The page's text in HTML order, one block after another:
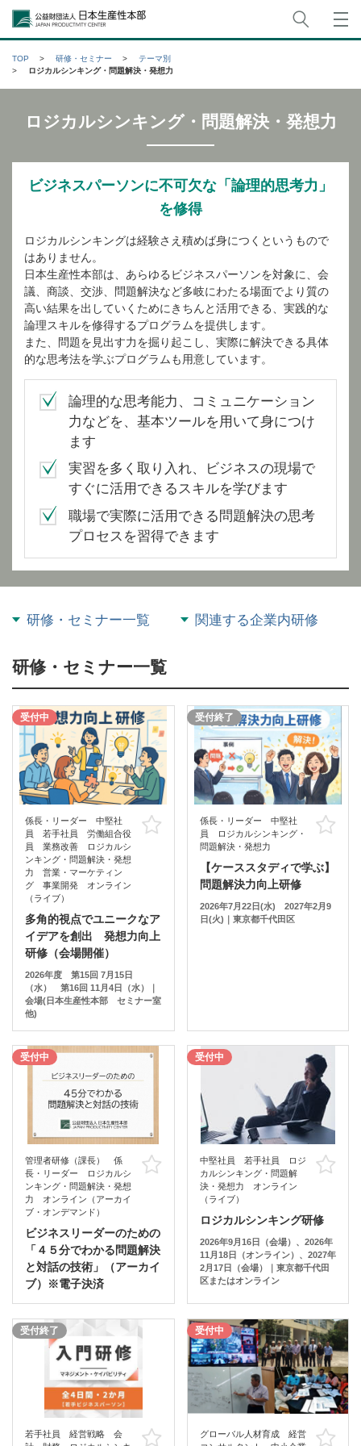
公益財団法人日本生産性本部
TOP 研修・セミナー
テーマ別
ロジカルシンキング・問題解決・発想力
ロジカルシンキング・問題解決・発想力
ビジネスパーソンに不可欠な「論理的思考力」
を修得
ロジカルシンキングは経験さえ積めば身につくというもので
はありません。
日本生産性本部は、あらゆるビジネスパーソンを対象に、会
議、商談、交渉、問題解決など多岐にわたる場面でより質の
高い結果を出していくためにきちんと活用できる、実践的な
論理スキルを修得するプログラムを提供します。
また、問題を見出す力を掘り起こし、実際に解決できる具体
的な思考法を学ぶプログラムも用意しています。
論理的な思考能力、コミュニケーション
力などを、基本ツールを用いて身につけ
ます
実習を多く取り入れ、ビジネスの現場で
すぐに活用できるスキルを学びます
職場で実際に活用できる問題解決の思考
プロセスを習得できます
研修・セミナー一覧 関連する企業内研修
研修・セミナー一覧
受付中
係長・リーダー 中堅社
員 若手社員 労働組合役
員 業務改善 ロジカルシ
ンキング・問題解決・発想
力 営業・マーケティン
グ 事業開発 オンライン
（ライブ）
お気に入り
多角的視点でユニークなア
イデアを創出 発想力向上
研修（会場開催）
2026年度 第15回 7月15日
（水） 第16回 11月4日（水）｜
会場(日本生産性本部 セミナー室
他)
受付終了
係長・リーダー 中堅社
員 ロジカルシンキング・
問題解決・発想力
【ケーススタディで学ぶ】
問題解決力向上研修
2026年7月22日(水) 2027年2月9
日(火)｜東京都千代田区
受付中
管理者研修（課長） 係
長・リーダー ロジカルシ
ンキング・問題解決・発想
力 オンライン（アーカイ
ブ・オンデマンド）
お気に入り
ビジネスリーダーのための
「４５分でわかる問題解決
と対話の技術」（アーカイ
ブ）※電子決済
受付中
中堅社員 若手社員 ロジ
カルシンキング・問題解
決・発想力 オンライン
（ライブ）
ロジカルシンキング研修
2026年9月16日（会場）、2026年
11月18日（オンライン）、2027年
2月17日（会場）｜東京都千代田
区またはオンライン
受付終了
若手社員 経営戦略 会
お気に入り
受付中
グローバル人材育成 経営